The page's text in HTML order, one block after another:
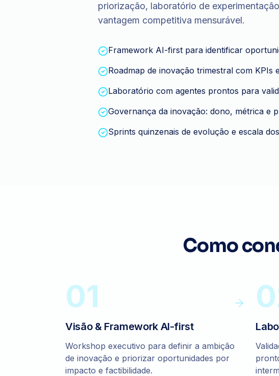
priorização, laboratório de
vantagem competitiva mensurável.
Framework AI-first para identificar
Roadmap de inovação trimestral com KPIs
Laboratório com agentes prontos para
Governança da inovação: dono, métrica e
Sprints quinzenais de evolução e escala
Como
01
Visão & Framework AI-first
Workshop executivo para definir a ambição
de inovação e priorizar oportunidades por
impacto e factibilidade.